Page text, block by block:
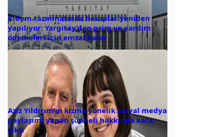
Kıdem tazminatında hesaplar yeniden
yapılıyor: Yargıtay’dan prim ve yardım
ödemeleri için emsal karar
Aziz Yıldırım’ın kızına yönelik sosyal medya
paylaşımı yapan şüpheli hakkında karar
çıktı